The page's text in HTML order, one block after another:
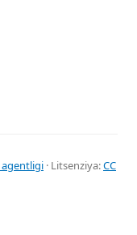
agentligi · Litsenziya:CC